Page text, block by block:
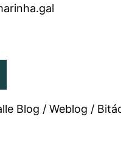
Blog / Weblog /